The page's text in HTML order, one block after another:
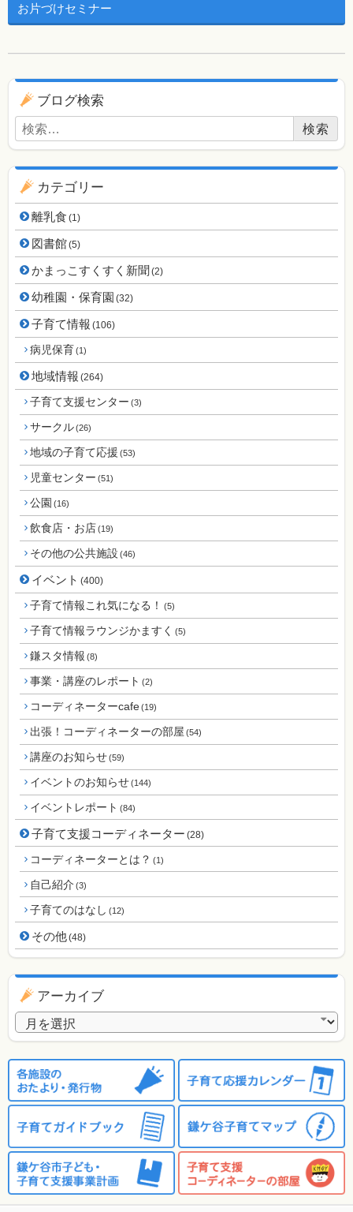
お片づけセミナー
ブログ用ナビゲーション
ブログ検索
検索:
カテゴリー
離乳食 (1)
図書館(5)
かまっこすくすく新聞 (2)
幼稚園・保育園 (32)
子育て情報 (106)
病児保育(1)
地域情報 (264)
子育て支援センター (3)
サークル(26)
地域の子育て応援 (53)
児童センター (51)
公園 (16)
飲食店・お店(19)
その他の公共施設 (46)
イベント (400)
子育て情報これ気になる！ (5)
子育て情報ラウンジかますく (5)
鎌スタ情報 (8)
事業・講座のレポート (2)
コーディネーターcafe(19)
出張！コーディネーターの部屋 (54)
講座のお知らせ(59)
イベントのお知らせ(144)
イベントレポート (84)
子育て支援コーディネーター (28)
コーディネーターとは？ (1)
自己紹介 (3)
子育てのはなし (12)
その他(48)
アーカイブ
アーカイブ